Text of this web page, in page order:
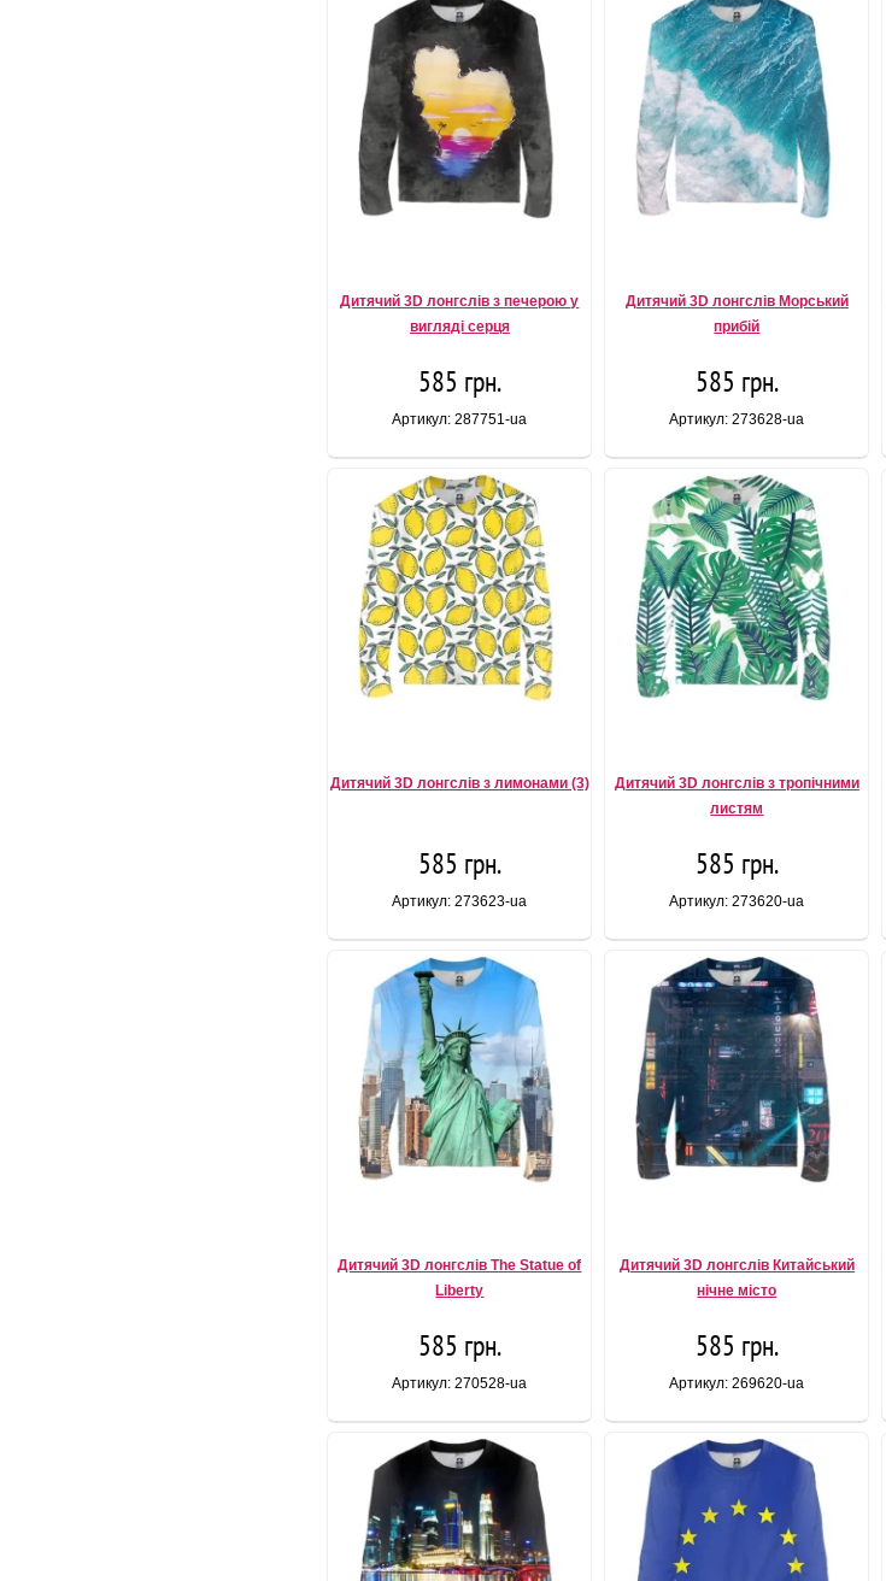
Дитячий 3D лонгслів з печерою у
вигляді серця
585 грн.
Артикул: 287751-ua
Дитячий 3D лонгслів Морський
прибій
585 грн.
Артикул: 273628-ua
Дитячий 3D лонгслів з лимонами (3)
585 грн.
Артикул: 273623-ua
Дитячий 3D лонгслів з тропічними
листям
585 грн.
Артикул: 273620-ua
Дитячий 3D лонгслів The Statue of
Liberty
585 грн.
Артикул: 270528-ua
Дитячий 3D лонгслів Китайський
нічне місто
585 грн.
Артикул: 269620-ua